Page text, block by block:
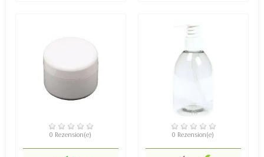
VERFÜGBAR
0 Rezension(e)
VERFÜGBAR
0 Rezension(e)